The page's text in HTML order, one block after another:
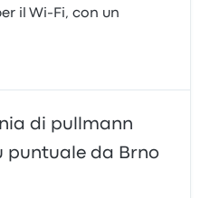
il Wi-Fi, con un
di pullmann
puntuale da Brno